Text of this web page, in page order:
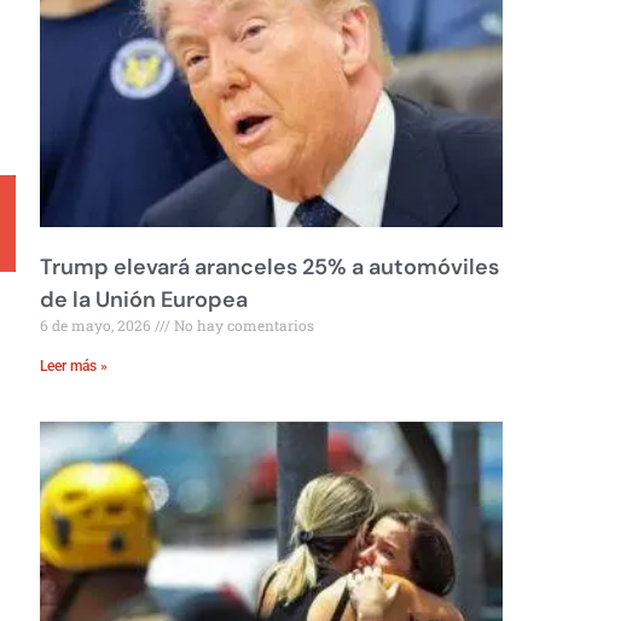
Trump elevará aranceles 25% a automóviles
de la Unión Europea
6 de mayo, 2026 No hay comentarios
Leer más »